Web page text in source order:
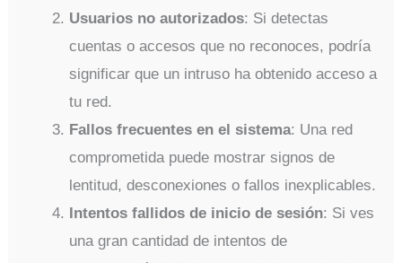
Usuarios no autorizados: Si detectas
cuentas o accesos que no reconoces, podría
significar que un intruso ha obtenido acceso a
tu red.
Fallos frecuentes en el sistema: Una red
comprometida puede mostrar signos de
lentitud, desconexiones o fallos inexplicables.
Intentos fallidos de inicio de sesión: Si ves
una gran cantidad de intentos de